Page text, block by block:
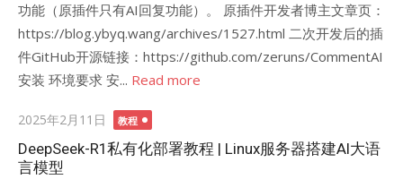
功能（原插件只有AI回复功能）。 原插件开发者博主文章页：
https://blog.ybyq.wang/archives/1527.html 二次开发后的插
件GitHub开源链接：https://github.com/zeruns/CommentAI
安装 环境要求 安... Read more
Posted
on
2025年2月11日 教程
DeepSeek-R1私有化部署教程 | Linux服务器搭建AI大语
言模型